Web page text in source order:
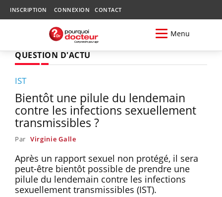
INSCRIPTION CONNEXION CONTACT
Menu
QUESTION D'ACTU
IST
Bientôt une pilule du lendemain
contre les infections sexuellement
transmissibles ?
Par Virginie Galle
Après un rapport sexuel non protégé, il sera
peut-être bientôt possible de prendre une
pilule du lendemain contre les infections
sexuellement transmissibles (IST).